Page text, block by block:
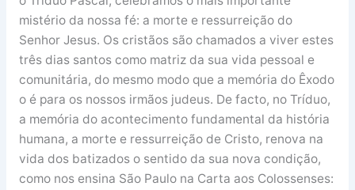
mistério da nossa fé: a morte e ressurreição do
Senhor Jesus. Os cristãos são chamados a viver estes
três dias santos como matriz da sua vida pessoal e
comunitária, do mesmo modo que a memória do Êxodo
o é para os nossos irmãos judeus. De facto, no Tríduo,
a memória do acontecimento fundamental da história
humana, a morte e ressurreição de Cristo, renova na
vida dos batizados o sentido da sua nova condição,
como nos ensina São Paulo na Carta aos Colossenses: